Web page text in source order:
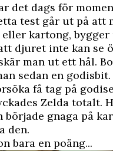
det dags för
test går ut på att
eller kartong,
djuret inte kan se
man ut ett hål.
sedan en
få tag på
Zelda totalt.
började gnaga på
den.
bara en poäng...